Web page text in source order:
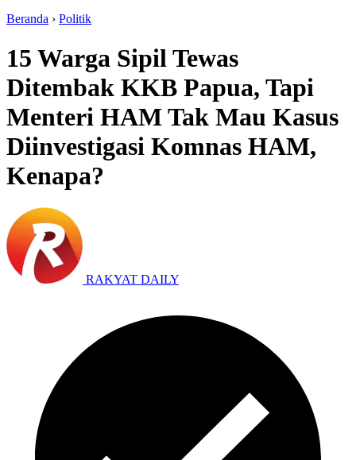
Beranda › Politik
15 Warga Sipil Tewas
Ditembak KKB Papua, Tapi
Menteri HAM Tak Mau Kasus
Diinvestigasi Komnas HAM,
Kenapa?
RAKYAT DAILY